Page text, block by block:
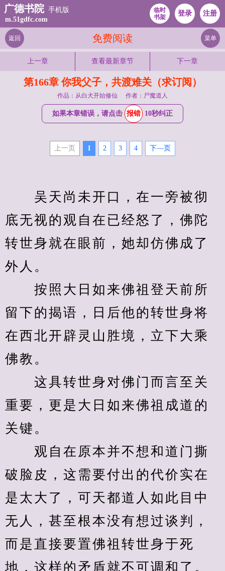
广德书院 手机版
m.51gdfc.com
临时
书架
登录 注册
免费阅读
返回 菜单
上一章 查看最新章节 下一章
第166章 你我父子，共渡难关（求订阅）
作品：从白犬开始修仙 作者：尸魔道人
如果本章错误，请点击 报错 10秒纠正
上一页 1 2 3 4 下—页
吴天尚未开口，在一旁被彻
底无视的观自在已经怒了，佛陀
转世身就在眼前，她却仿佛成了
外人。
按照大日如来佛祖登天前所
留下的揭语，日后他的转世身将
在西北开辟灵山胜境，立下大乘
佛教。
这具转世身对佛门而言至关
重要，更是大日如来佛祖成道的
关键。
观自在原本并不想和道门撕
破脸皮，这需要付出的代价实在
是太大了，可天都道人如此目中
无人，甚至根本没有想过谈判，
而是直接要置佛祖转世身于死
地，这样的矛盾就不可调和了。